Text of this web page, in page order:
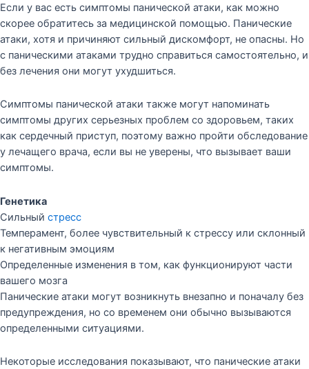
Если у вас есть симптомы панической атаки, как можно
скорее обратитесь за медицинской помощью. Панические
атаки, хотя и причиняют сильный дискомфорт, не опасны. Но
с паническими атаками трудно справиться самостоятельно, и
без лечения они могут ухудшиться.
Симптомы панической атаки также могут напоминать
симптомы других серьезных проблем со здоровьем, таких
как сердечный приступ, поэтому важно пройти обследование
у лечащего врача, если вы не уверены, что вызывает ваши
симптомы.
Генетика
Сильный стресс
Темперамент, более чувствительный к стрессу или склонный
к негативным эмоциям
Определенные изменения в том, как функционируют части
вашего мозга
Панические атаки могут возникнуть внезапно и поначалу без
предупреждения, но со временем они обычно вызываются
определенными ситуациями.
Некоторые исследования показывают, что панические атаки